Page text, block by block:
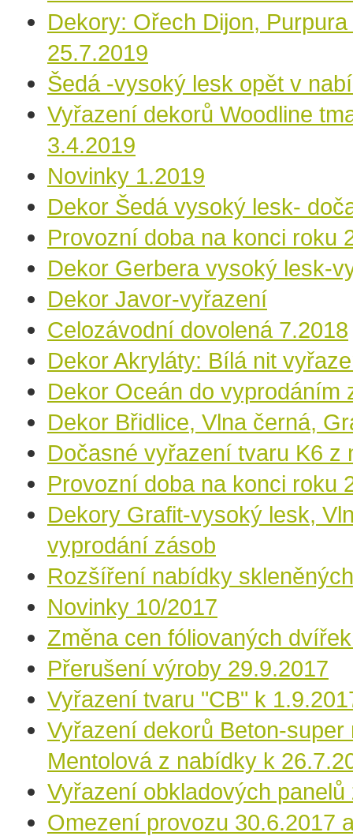
Dekory: Ořech Dijon,
25.7.2019
Šedá -vysoký lesk opět v
Vyřazení dekorů Woodline
3.4.2019
Novinky 1.2019
Dekor Šedá vysoký lesk-
Provozní doba na konci roku
Dekor Gerbera vysoký lesk-
Dekor Javor-vyřazení
Celozávodní dovolená 7.2018
Dekor Akryláty: Bílá nit
Dekor Oceán do vyprodáním
Dekor Břidlice, Vlna černá,
Dočasné vyřazení tvaru K6
Provozní doba na konci roku
Dekory Grafit-vysoký lesk,
vyprodání zásob
Rozšíření nabídky
Novinky 10/2017
Změna cen fóliovaných
Přerušení výroby 29.9.2017
Vyřazení tvaru "CB" k
Vyřazení dekorů Beton-
Mentolová z nabídky k
Vyřazení obkladových
Omezení provozu 30.6.2017